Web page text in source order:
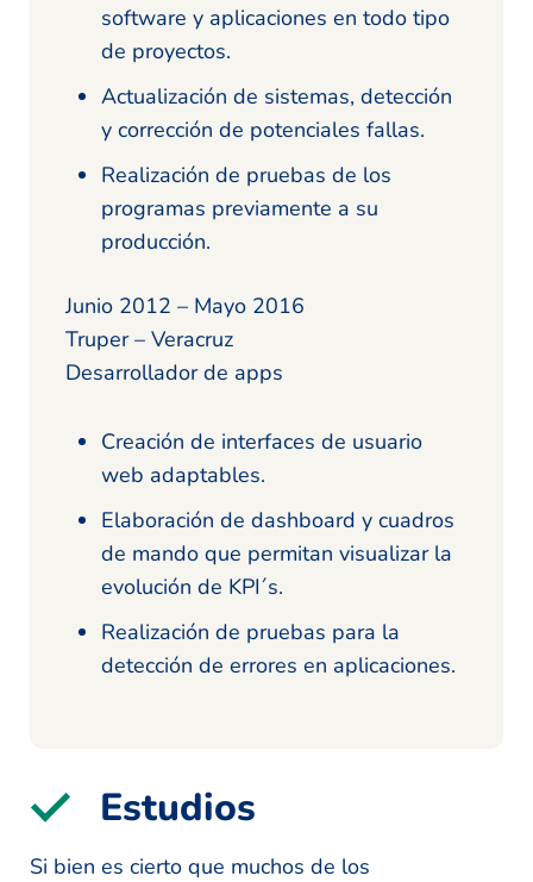
software y aplicaciones en todo tipo
de proyectos.
Actualización de sistemas, detección
y corrección de potenciales fallas.
Realización de pruebas de los
programas previamente a su
producción.
Junio 2012 – Mayo 2016
Truper – Veracruz
Desarrollador de apps
Creación de interfaces de usuario
web adaptables.
Elaboración de dashboard y cuadros
de mando que permitan visualizar la
evolución de KPI´s.
Realización de pruebas para la
detección de errores en aplicaciones.
Estudios
Si bien es cierto que muchos de los